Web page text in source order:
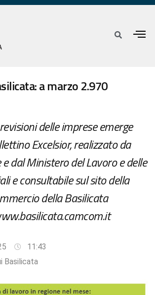
a marzo 2.970
delle imprese emerge
Excelsior, realizzato da
dal Ministero del Lavoro e delle
e consultabile sul sito della
della Basilicata
11:43
Basilicata